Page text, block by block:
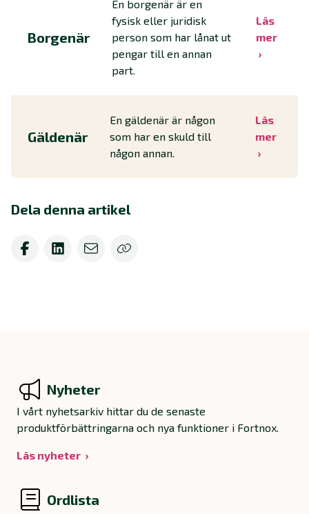
Borgenär
En borgenär är en
fysisk eller juridisk
person som har lånat ut
pengar till en annan
part.
Läs
mer
Gäldenär
En gäldenär är någon
som har en skuld till
någon annan.
Läs
mer
Dela denna artikel
Nyheter
I vårt nyhetsarkiv hittar du de senaste
produktförbättringarna och nya funktioner i Fortnox.
Läs nyheter
Ordlista